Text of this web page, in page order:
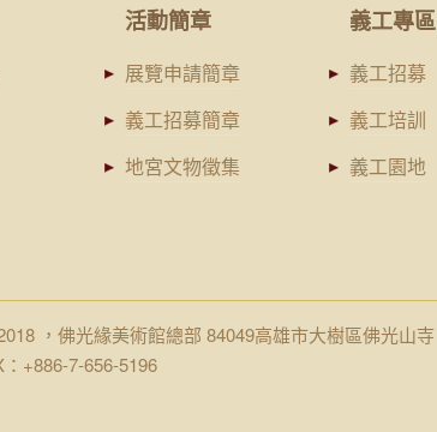
活動簡章
展覽申請簡章
義工招募簡章
地宮文物徵集
義工專區
義工招募
義工培訓
義工園地
，佛光緣美術館總部 84049高雄市大樹區佛光山寺
+886-7-656-5196